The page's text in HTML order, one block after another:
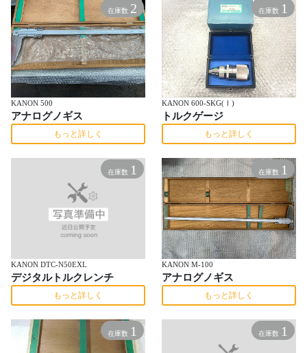
在庫数 2
KANON 500
アナログノギス
もっと詳しく
在庫数 1
KANON 600-SKG(Ⅰ)
トルクゲージ
もっと詳しく
在庫数 1
KANON DTC-N50EXL
デジタルトルクレンチ
もっと詳しく
在庫数 1
KANON M-100
アナログノギス
もっと詳しく
在庫数 1 在庫数 1